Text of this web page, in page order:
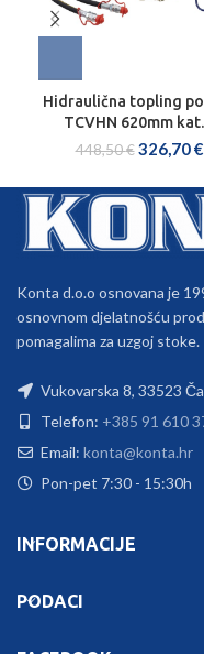
Hidraulična topling
TCVHN 620mm
448,50€ 326,70€
Konta d.o.o osnovana je
osnovnom djelatnošću
pomagalima za uzgoj stoke.
Vukovarska 8, 33523
Telefon: +385 91 610
Email: konta@konta.hr
Pon-pet 7:30 - 15:30h
INFORMACIJE
PODACI